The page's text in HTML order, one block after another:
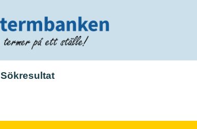
Sökresultat